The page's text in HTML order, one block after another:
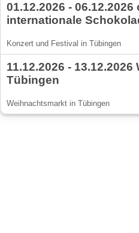
01.12.2026 -
internationale
Konzert und Festival in Tübingen
11.12.2026 -
Tübingen
Weihnachtsmarkt in Tübingen